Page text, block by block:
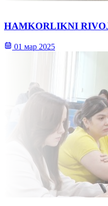
HAMKORLIKNI
01 мар 2025